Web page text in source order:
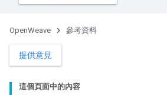
OpenWeave 參考資料
提供意見
這個頁面中的內容